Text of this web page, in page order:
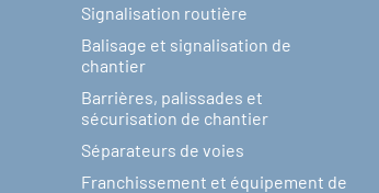
Signalisation routière
Balisage et signalisation de
chantier
Barrières, palissades et
sécurisation de chantier
Séparateurs de voies
Franchissement et équipement de